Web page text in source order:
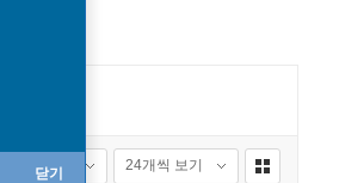
닫기
중고타입 전체 24개씩 보기